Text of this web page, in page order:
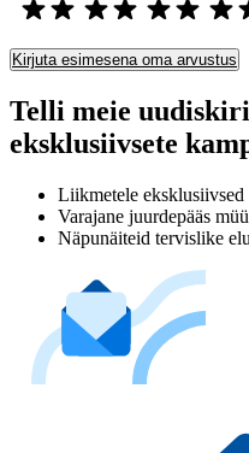
Kirjuta esimesena oma arvustus
Telli meie
eksklusiivsete
Liikmetele eksklusiivsed
Varajane juurdepääs
Näpunäiteid tervislike